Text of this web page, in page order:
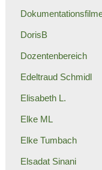
DorisB
Dozentenbereich
Edeltraud Schmidl
Elisabeth L.
Elke ML
Elke Tumbach
Elsadat Sinani